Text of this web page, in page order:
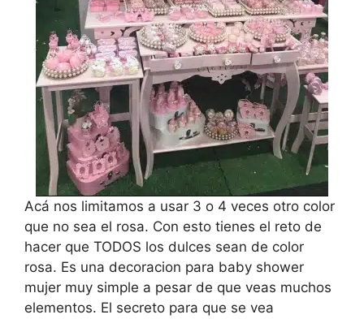
Acá nos limitamos a usar 3 o 4 veces otro color
que no sea el rosa. Con esto tienes el reto de
hacer que TODOS los dulces sean de color
rosa. Es una decoracion para baby shower
mujer muy simple a pesar de que veas muchos
elementos. El secreto para que se vea